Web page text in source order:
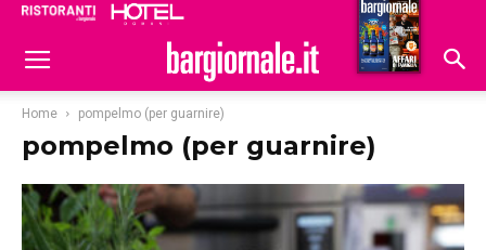
Hoteldomani
Home pompelmo (per guarnire)
pompelmo (per guarnire)